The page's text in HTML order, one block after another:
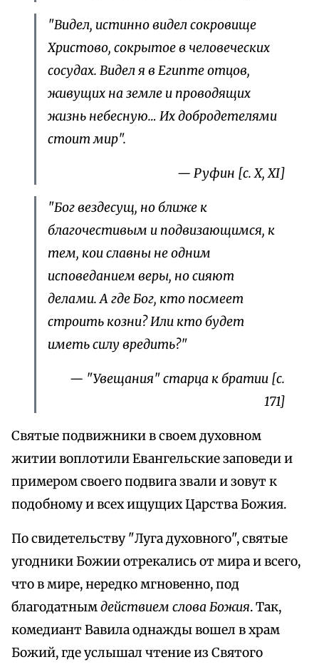
"Видел, истинно видел сокровище
Христово, сокрытое в человеческих
сосудах. Видел я в Египте отцов,
живущих на земле и проводящих
жизнь небесную… Их добродетелями
стоит мир".
— Руфин [с. X, XI]
"Бог вездесущ, но ближе к
благочестивым и подвизающимся, к
тем, кои славны не одним
исповеданием веры, но сияют
делами. А где Бог, кто посмеет
строить козни? Или кто будет
иметь силу вредить?"
— "Увещания" старца к братии [с.
171]
Святые подвижники в своем духовном
житии воплотили Евангельские заповеди и
примером своего подвига звали и зовут к
подобному и всех ищущих Царства Божия.
По свидетельству "Луга духовного", святые
угодники Божии отрекались от мира и всего,
что в мире, нередко мгновенно, под
благодатнымдействием слова Божия. Так,
комедиант Вавила однажды вошел в храм
Божий, где услышал чтение из Святого